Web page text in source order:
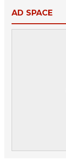
AD SPACE